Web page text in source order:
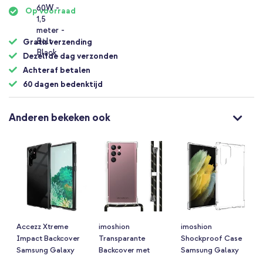
Op voorraad
Gratis verzending
Dezelfde dag verzonden
Achteraf betalen
60 dagen bedenktijd
Anderen bekeken ook
Accezz Xtreme
Impact Backcover
Samsung Galaxy
imoshion
Transparante
Backcover met
imoshion
Shockproof Case
Samsung Galaxy